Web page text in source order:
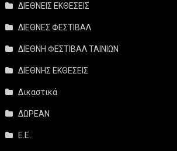
ΔΙΕΘΝΕΙΣ ΕΚΘΕΣΕΙΣ
ΔΙΕΘΝΕΣ ΦΕΣΤΙΒΑΛ
ΔΙΕΘΝΗ ΦΕΣΤΙΒΑΛ ΤΑΙΝΙΩΝ
ΔΙΕΘΝΗΣ ΕΚΘΕΣΕΙΣ
Δικαστικά
ΔΩΡΕΑΝ
Ε.Ε.